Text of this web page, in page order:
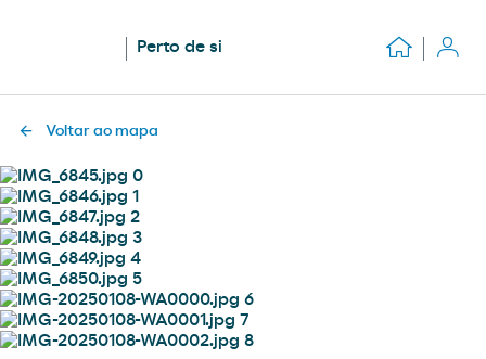
Perto de si
Voltar ao mapa